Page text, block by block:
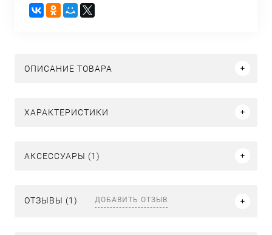
ОПИСАНИЕ ТОВАРА
ХАРАКТЕРИСТИКИ
АКСЕССУАРЫ (1)
ОТЗЫВЫ (1) ДОБАВИТЬ ОТЗЫВ